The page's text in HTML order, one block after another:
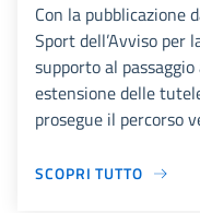
Con la pubblicazione
Sport dell’Avviso per
supporto al
estensione delle
prosegue il percorso
SCOPRI TUTTO